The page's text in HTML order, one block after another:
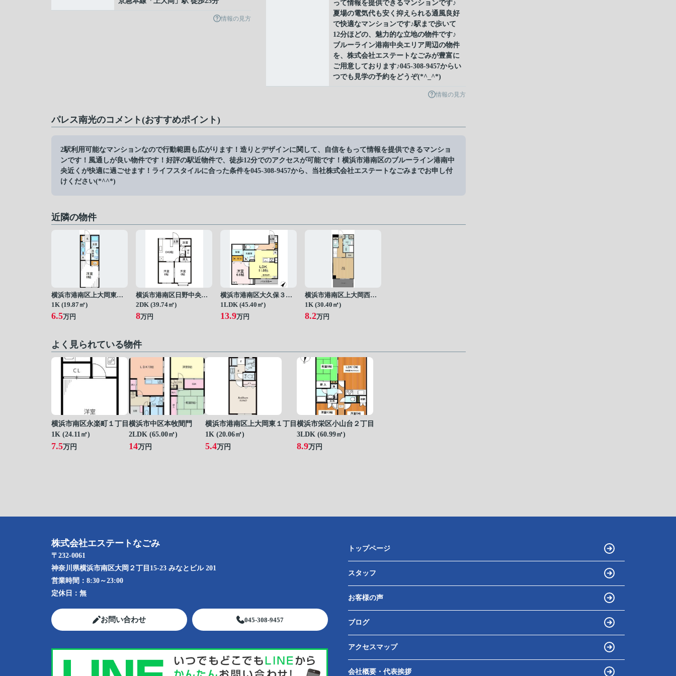
情報の見方
って情報を提供できるマンションです♪
夏場の電気代も安く抑えられる通風良好
で快適なマンションです♪駅まで歩いて
12分ほどの、魅力的な立地の物件です♪
ブルーライン港南中央エリア周辺の物件
を、株式会社エステートなごみが豊富に
ご用意しております♪045-308-9457からい
つでも見学の予約をどうぞ(*^_^*)
情報の見方
パレス南光のコメント(おすすめポイント)
2駅利用可能なマンションなので行動範囲も広がります！造りとデザインに関して、自信をもって情報を提供できるマンショ
ンです！風通しが良い物件です！好評の駅近物件で、徒歩12分でのアクセスが可能です！横浜市港南区のブルーライン港南中
央近くが快適に過ごせます！ライフスタイルに合った条件を045-308-9457から、当社株式会社エステートなごみまでお申し付
けください(*^^*)
近隣の物件
横浜市港南区上大岡東１丁目
1K (19.87㎡)
6.5万円
横浜市港南区日野中央３丁目
2DK (39.74㎡)
8万円
横浜市港南区大久保３丁目
1LDK (45.40㎡)
13.9万円
横浜市港南区上大岡西２丁目
1K (30.40㎡)
8.2万円
よく見られている物件
横浜市南区永楽町１丁目
1K (24.11㎡)
7.5万円
横浜市中区本牧間門
2LDK (65.00㎡)
14万円
横浜市港南区上大岡東１丁目
1K (20.06㎡)
5.4万円
横浜市栄区小山台２丁目
3LDK (60.99㎡)
8.9万円
株式会社エステートなごみ
〒232-0061
神奈川県横浜市南区大岡２丁目15-23 みなとビル 201
営業時間： 8:30～23:00
定休日： 無
お問い合わせ 045-308-9457
トップページ
スタッフ
お客様の声
ブログ
アクセスマップ
会社概要・代表挨拶